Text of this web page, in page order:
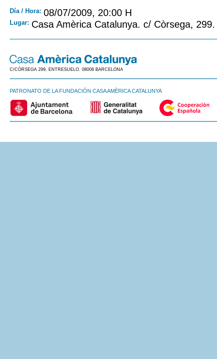
Día / Hora: 08/07/2009, 20:00 H
Lugar: Casa Amèrica Catalunya. c/ Còrsega,
C/CÒRSEGA 299, ENTRESUELO. 08008 BARCELONA
PATRONATO DE LA FUNDACIÓN CASA AMÈRICA CATALUNYA